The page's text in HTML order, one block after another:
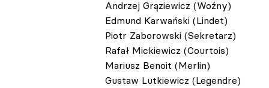
Andrzej Grąziewicz (Woźny)
Edmund Karwański (Lindet)
Piotr Zaborowski (Sekretarz)
Rafał Mickiewicz (Courtois)
Mariusz Benoit (Merlin)
Gustaw Lutkiewicz (Legendre)